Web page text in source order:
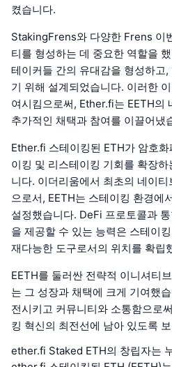
켰습니다.
StakingFrens와 다양한 Frens 이
티를 형성하는 데 중요한 역할을
테이커들 간의 유대감을 형성하고
기 위해 설계되었습니다. 이러한
여시킴으로써, Ether.fi는 EETH의
추가적인 채택과 참여를 이끌어냈
Ether.fi 스테이킹된 ETH가 암호
이킹 및 리스테이킹 기회를 확장
니다. 이더리움에서 최초의 네이
으로서, EETH는 스테이킹 환경에
설정했습니다. DeFi 프로토콜과
을 제공할 수 있는 능력은 스테이
재다능한 도구로서의 위치를 확립
EETH를 둘러싼 전략적 이니셔티
는 그 성장과 채택에 크게 기여했
전시키고 커뮤니티와 소통함으로
킹 혁신의 최전선에 남아 있도록
ether.fi Staked ETH의 창립자는